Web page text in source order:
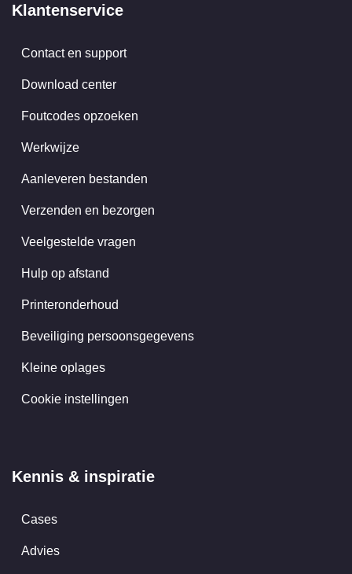
Klantenservice
Contact en support
Download center
Foutcodes opzoeken
Werkwijze
Aanleveren bestanden
Verzenden en bezorgen
Veelgestelde vragen
Hulp op afstand
Printeronderhoud
Beveiliging persoonsgegevens
Kleine oplages
Cookie instellingen
Kennis & inspiratie
Cases
Advies